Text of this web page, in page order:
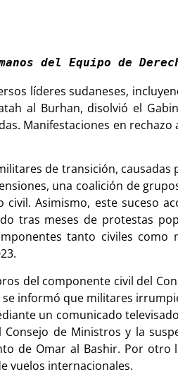
del Equipo de
líderes sudaneses,
al Burhan, disolvió el
Manifestaciones en
de transición,
una coalición de
Asimismo, este suceso
tras meses de protestas
tanto civiles como
del componente civil del
informó que militares
un comunicado
de Ministros y la
de Omar al Bashir. Por otro
vuelos internacionales.